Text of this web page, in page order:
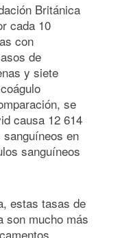
Británica
cada 10
con
de
y siete
se
causa 12 614
en
sanguíneos
estas tasas de
son mucho más